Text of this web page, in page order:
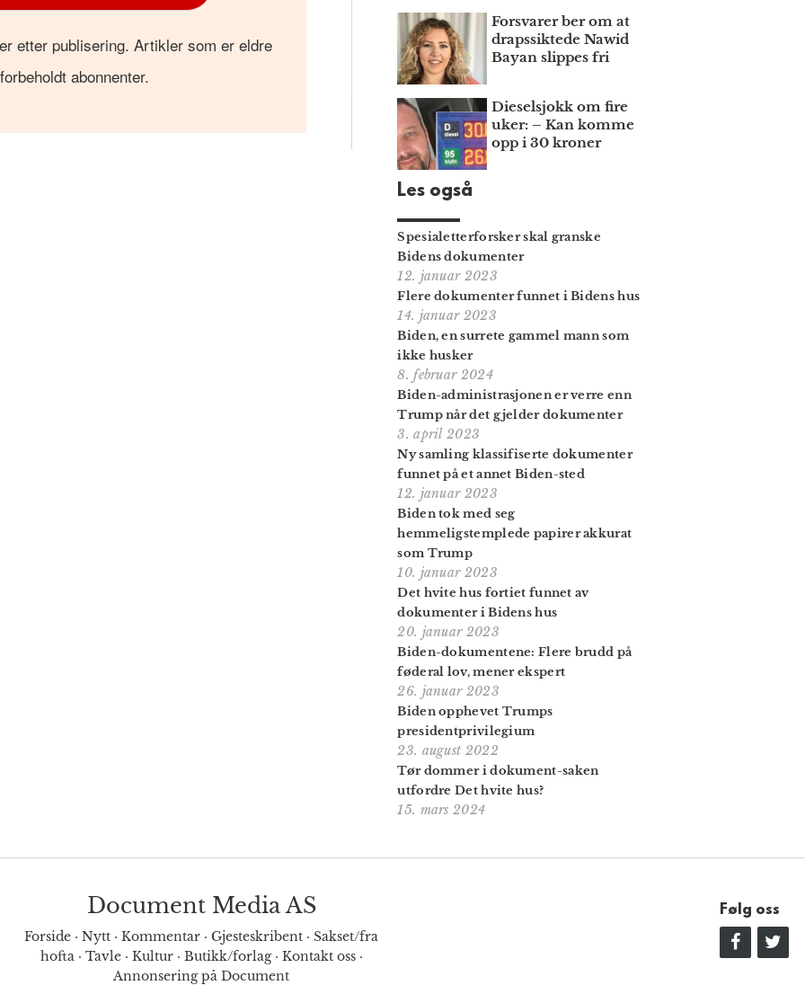
etter publisering. Artikler som er eldre
abonnenter.
Forsvarer ber om at
draps­siktede Nawid
Bayan slippes fri
Dieselsjokk om fire
uker: – Kan komme
opp i 30 kroner
Les også
Spesialetterforsker skal granske
Bidens dokumenter
12. januar 2023
Flere dokumenter funnet i Bidens hus
14. januar 2023
Biden, en surrete gammel mann som
ikke husker
8. februar 2024
Biden-administrasjonen er verre enn
Trump når det gjelder dokumenter
3. april 2023
Ny samling klassifiserte dokumenter
funnet på et annet Biden-sted
12. januar 2023
Biden tok med seg
hemmeligstemplede papirer akkurat
som Trump
10. januar 2023
Det hvite hus fortiet funnet av
dokumenter i Bidens hus
20. januar 2023
Biden-dokumentene: Flere brudd på
føderal lov, mener ekspert
26. januar 2023
Biden opphevet Trumps
presidentprivilegium
23. august 2022
Tør dommer i dokument-saken
utfordre Det hvite hus?
15. mars 2024
Document Media AS
Forside · Nytt · Kommentar · Gjesteskribent · Sakset/fra
hofta· Tavle· Kultur· Butikk/forlag· Kontakt oss·
Annonsering på Document
Følg oss